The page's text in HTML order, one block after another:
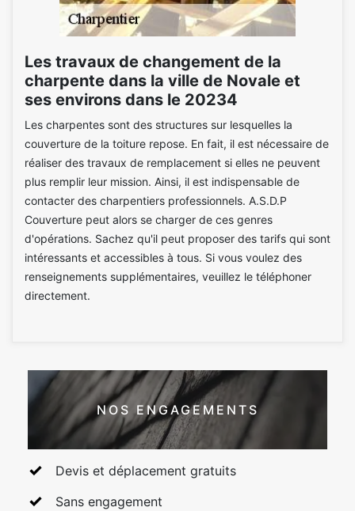
Les travaux de changement de la
charpente dans la ville de Novale et
ses environs dans le 20234
Les charpentes sont des structures sur lesquelles la
couverture de la toiture repose. En fait, il est nécessaire de
réaliser des travaux de remplacement si elles ne peuvent
plus remplir leur mission. Ainsi, il est indispensable de
contacter des charpentiers professionnels. A.S.D.P
Couverture peut alors se charger de ces genres
d'opérations. Sachez qu'il peut proposer des tarifs qui sont
intéressants et accessibles à tous. Si vous voulez des
renseignements supplémentaires, veuillez le téléphoner
directement.
NOS ENGAGEMENTS
Devis et déplacement gratuits
Sans engagement